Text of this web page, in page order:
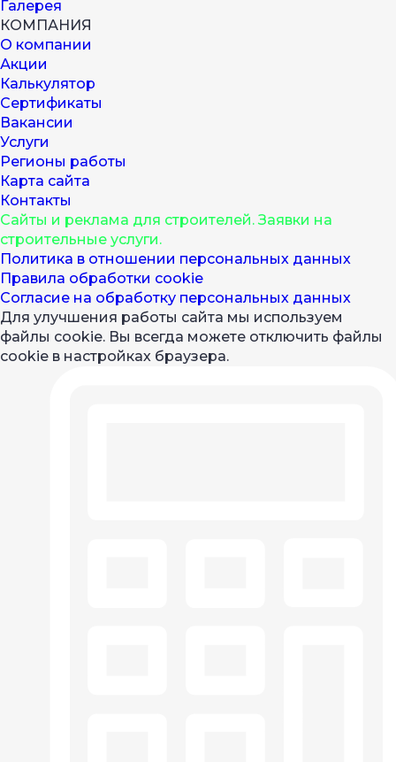
Галерея
КОМПАНИЯ
О компании
Акции
Калькулятор
Сертификаты
Вакансии
Услуги
Регионы работы
Карта сайта
Контакты
Cайты и реклама для строителей. Заявки на
строительные услуги.
Политика в отношении персональных данных
Правила обработки cookie
Согласие на обработку персональных данных
Для улучшения работы сайта мы используем
файлы cookie. Вы всегда можете отключить файлы
cookie в настройках браузера.